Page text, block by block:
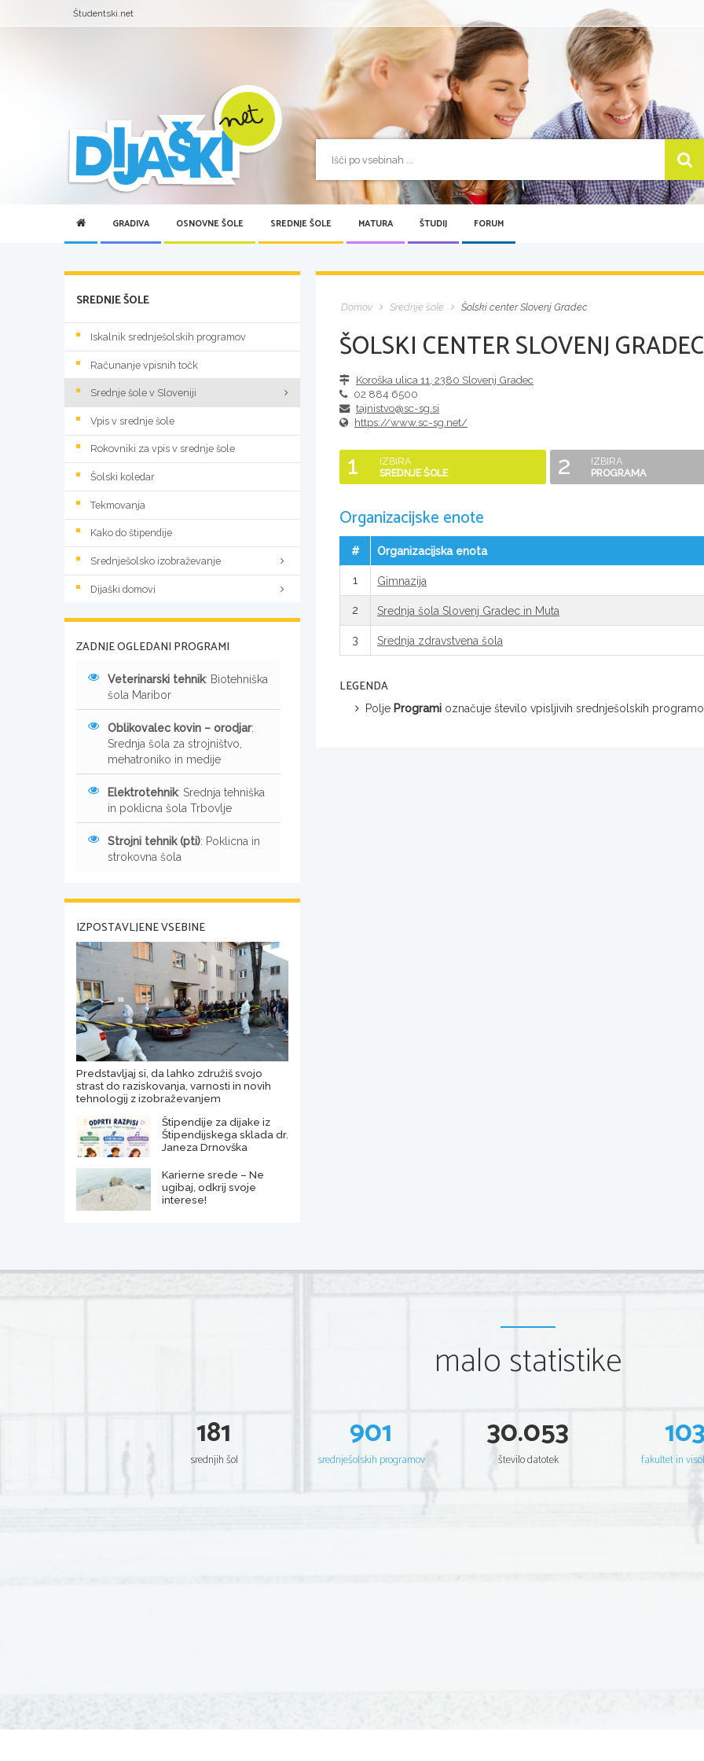
Študentski.net
GRADIVA OSNOVNE ŠOLE SREDNJE ŠOLE MATURA ŠTUDIJ FORUM
Domov Srednje šole Šolski center Slovenj Gradec
ŠOLSKI CENTER SLOVENJ
Koroška ulica 11 2380 Slovenj Gradec
02 884 6500
tajnistvo@sc-sg.si
https://www.sc-sg.net/
1
IZBIRA
SREDNJE ŠOLE
2
IZBIRA
PROGRAMA
Organizacijske enote
# Organizacijska enota
1 Gimnazija
2 Srednja šola Slovenj Gradec in Muta
3 Srednja zdravstvena šola
LEGENDA
Polje Programi označuje število vpisljivih srednješolskih
SREDNJE ŠOLE
Iskalnik srednješolskih programov
Računanje vpisnih točk
Srednje šole v Sloveniji
Vpis v srednje šole
Rokovniki za vpis v srednje šole
Šolski koledar
Tekmovanja
Kako do štipendije
Srednješolsko izobraževanje
Dijaški domovi
ZADNJE OGLEDANI PROGRAMI
Veterinarski tehnik: Biotehniška
šola Maribor
Oblikovalec kovin – orodjar:
Srednja šola za strojništvo,
mehatroniko in medije
Elektrotehnik: Srednja tehniška
in poklicna šola Trbovlje
Strojni tehnik (pti): Poklicna in
strokovna šola
IZPOSTAVLJENE VSEBINE
Predstavljaj si, da lahko združiš svojo
strast do raziskovanja, varnosti in novih
tehnologij z izobraževanjem
Štipendije za dijake iz
Štipendijskega sklada dr.
Janeza Drnovška
Karierne srede – Ne
ugibaj, odkrij svoje
interese!
malo statistike
181
srednjih šol
901
srednješolskih programov
30.053
število datotek fakultet in